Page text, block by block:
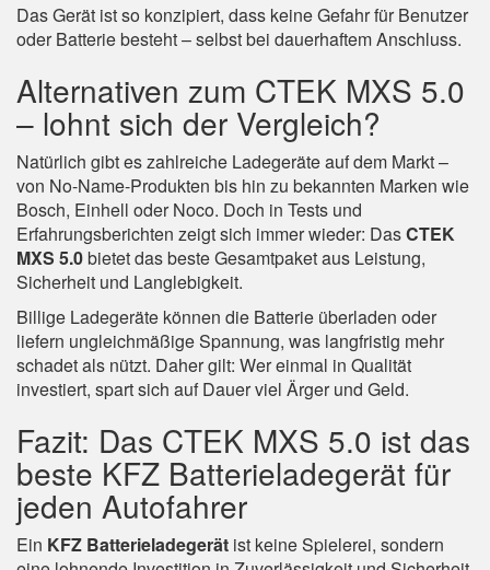
Das Gerät ist so konzipiert, dass keine Gefahr für Benutzer
oder Batterie besteht – selbst bei dauerhaftem Anschluss.
Alternativen zum CTEK MXS 5.0
– lohnt sich der Vergleich?
Natürlich gibt es zahlreiche Ladegeräte auf dem Markt –
von No-Name-Produkten bis hin zu bekannten Marken wie
Bosch, Einhell oder Noco. Doch in Tests und
Erfahrungsberichten zeigt sich immer wieder: DasCTEK
MXS 5.0bietet das beste Gesamtpaket aus Leistung,
Sicherheit und Langlebigkeit.
Billige Ladegeräte können die Batterie überladen oder
liefern ungleichmäßige Spannung, was langfristig mehr
schadet als nützt. Daher gilt: Wer einmal in Qualität
investiert, spart sich auf Dauer viel Ärger und Geld.
Fazit: Das CTEK MXS 5.0 ist das
beste KFZ Batterieladegerät für
jeden Autofahrer
Ein KFZ Batterieladegerät ist keine Spielerei, sondern